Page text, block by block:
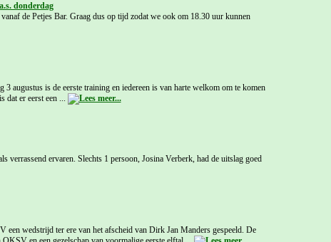
donderdag
de Petjes Bar. Graag dus op tijd zodat we ook om 18.30 uur kunnen
augustus is de eerste training en iedereen is van harte welkom om te komen
dat er eerst een ...
verrassend ervaren. Slechts 1 persoon, Josina Verberk, had de uitslag goed
wedstrijd ter ere van het afscheid van Dirk Jan Manders gespeeld. De